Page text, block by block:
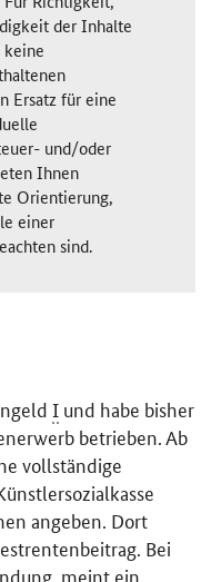
der Inhalte
keine
Ersatz für eine
und/oder
Ihnen
Orientierung,
einer
sind.
I und habe bisher
betrieben. Ab
vollständige
angeben. Dort
Bei
meint ein